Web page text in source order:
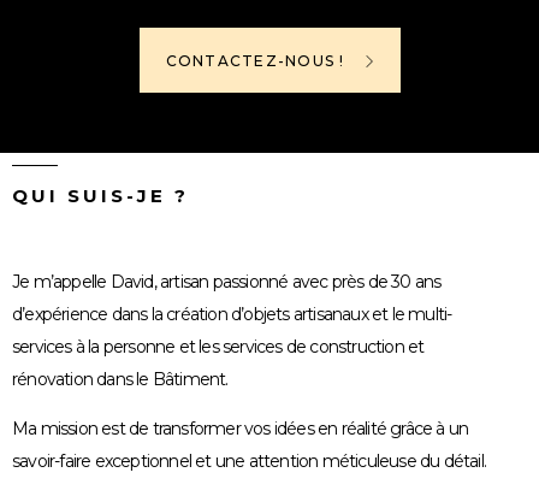
CONTACTEZ-NOUS !
QUI SUIS-JE ?
Je m’appelle David, artisan passionné avec près de 30 ans
d’expérience dans la création d’objets artisanaux et le multi-
services à la personne et les services de construction et
rénovation dans le Bâtiment.
Ma mission est de transformer vos idées en réalité grâce à un
savoir-faire exceptionnel et une attention méticuleuse du détail.